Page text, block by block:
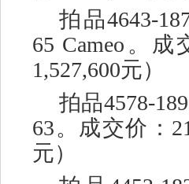
拍品4643-
65 Cameo。
1,527,600元）
拍品4578-
63。成交价：
元）